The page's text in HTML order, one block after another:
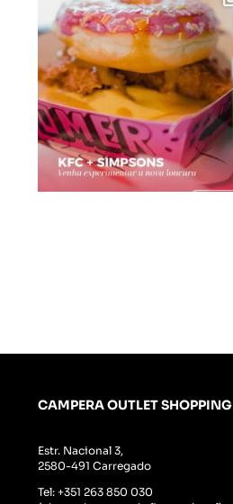
CAMPERA OUTLET SHOPPING
Estr. Nacional 3,
2580-491 Carregado
Tel: +351 263 850 030